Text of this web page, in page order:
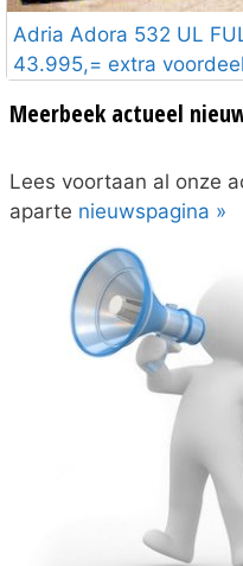
Adria Adora 532 UL
43.995,= extra
Meerbeek actueel
Lees voortaan al onze
aparte nieuwspagina »